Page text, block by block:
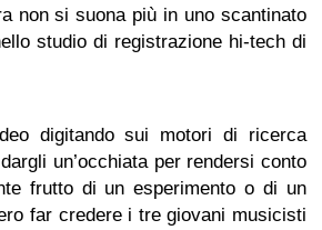
non si suona più in uno scantinato
studio di registrazione hi-tech di
digitando sui motori di ricerca
un’occhiata per rendersi conto
frutto di un esperimento o di un
far credere i tre giovani musicisti